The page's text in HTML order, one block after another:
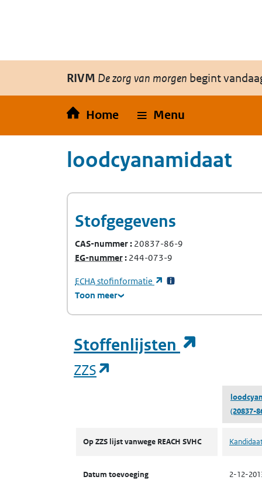
RIVM De zorg van morgen begint
Home Menu
loodcyanamidaat
Stofgegevens
CAS-nummer 20837-86-9
EG-nummer(Europees Gemeenschap-nummer)
244-073-9
ECHA(Europees Agentschap voor chemische
stofinformatie
(opent in een nieuw
Toon meer
Stoffenlijsten
ZZS
(20837-
Op ZZS lijst vanwege REACH SVHC
Datum toevoeging 2-12-